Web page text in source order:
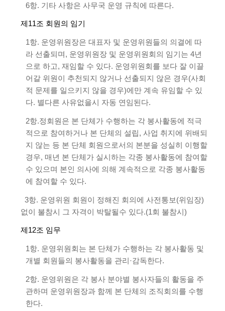
6항. 기타 사항은 사무국 운영 규칙에 따른다.
제11조 회원의 임기
1항. 운영위원장은 대표자 및 운영위원들의 의결에 따
라 선출되며, 운영위원장 및 운영위원회의 임기는 4년
으로 하고, 재임할 수 있다. 운영위원회를 보다 잘 이끌
어갈 위원이 추천되지 않거나 선출되지 않은 경우(사회
적 문제를 일으키지 않을 경우)에만 계속 유임할 수 있
다. 별다른 사유없을시 자동 연임된다.
2항.정회원은 본 단체가 수행하는 각 봉사활동에 적극
적으로 참여하거나 본 단체의 설립, 사업 취지에 위배되
지 않는 등 본 단체 회원으로서의 본분을 성실히 이행할
경우, 매년 본 단체가 실시하는 각종 봉사활동에 참여할
수 있으며 본인 의사에 의해 계속적으로 각종 봉사활동
에 참여할 수 있다.
3항. 운영위원 회원이 정해진 회의에 사전통보(위임장)
없이 불참시 그 자격이 박탈될수 있다.(1회 불참시)
제12조 임무
1항. 운영위원회는 본 단체가 수행하는 각 봉사활동 및
개별 회원들의 봉사활동을 관리·감독한다.
2항. 운영위원은 각 봉사 분야별 봉사자들의 활동을 주
관하며 운영위원장과 함께 본 단체의 조직회의를 수행
한다.